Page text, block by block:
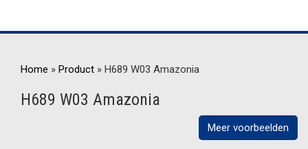
Home » Product » H689 W03 Amazonia
H689 W03 Amazonia
Meer voorbeelden